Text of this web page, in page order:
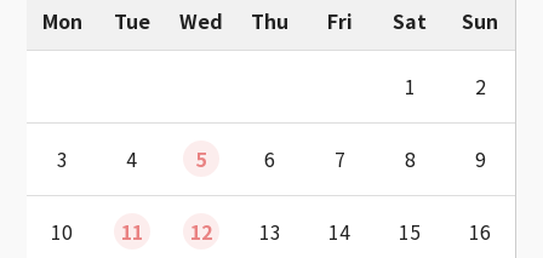
Mon
Tue Wed Thu Fri Sat Sun
1 2
3 4 5 6 7 8 9
10 11 12 13 14 15 16